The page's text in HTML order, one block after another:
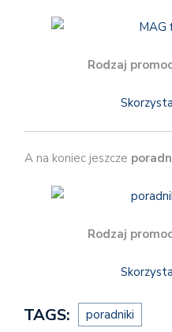
Rodzaj
A na koniec jeszcze
Rodzaj
TAGS: poradniki